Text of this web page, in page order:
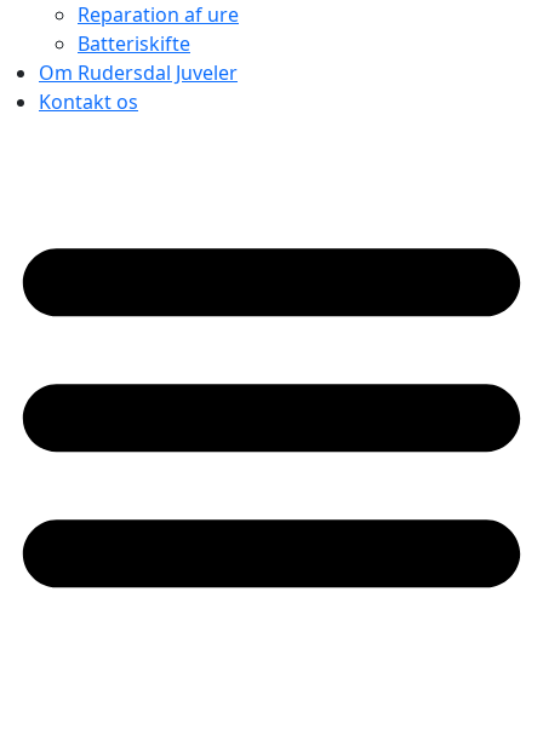
Reparation af ure
Batteriskifte
Om Rudersdal Juveler
Kontakt os